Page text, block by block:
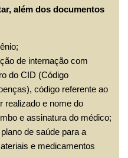
além dos documentos
de internação com
do CID (Código
código referente ao
realizado e nome do
e assinatura do médico;
de saúde para a
e medicamentos